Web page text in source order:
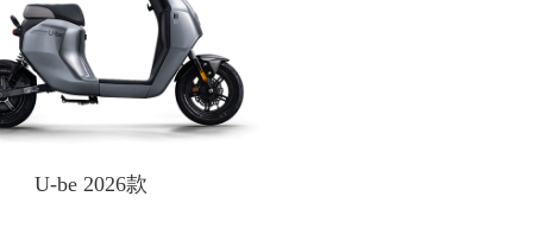
U-be 2026款